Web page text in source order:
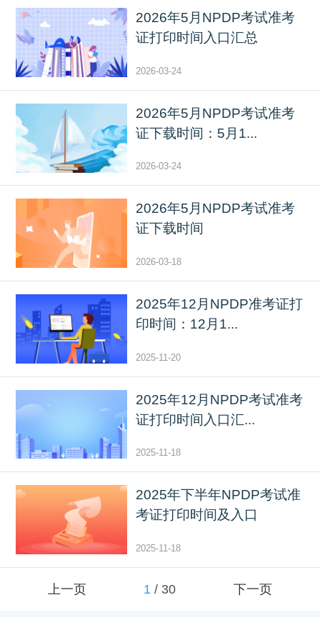
2026年5月NPDP考试准考
证打印时间入口汇总
2026-03-24
2026年5月NPDP考试准考
证下载时间：5月1...
2026-03-24
2026年5月NPDP考试准考
证下载时间
2026-03-18
2025年12月NPDP准考证打
印时间：12月1...
2025-11-20
2025年12月NPDP考试准考
证打印时间入口汇...
2025-11-18
2025年下半年NPDP考试准
考证打印时间及入口
2025-11-18
上一页 1 / 30 下一页